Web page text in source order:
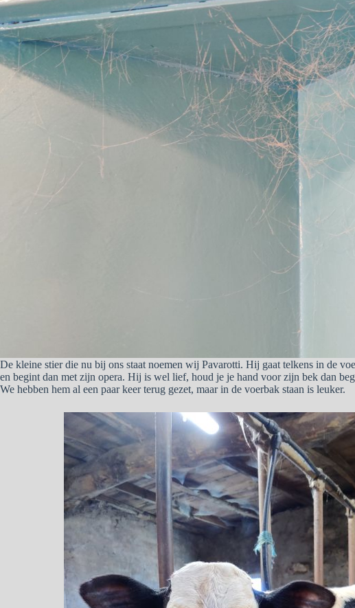
De kleine stier die nu bij ons staat noemen wij Pavarotti. Hij gaat telkens in de
en begint dan met zijn opera. Hij is wel lief, houd je je hand voor zijn bek dan
We hebben hem al een paar keer terug gezet, maar in de voerbak staan is leuker.